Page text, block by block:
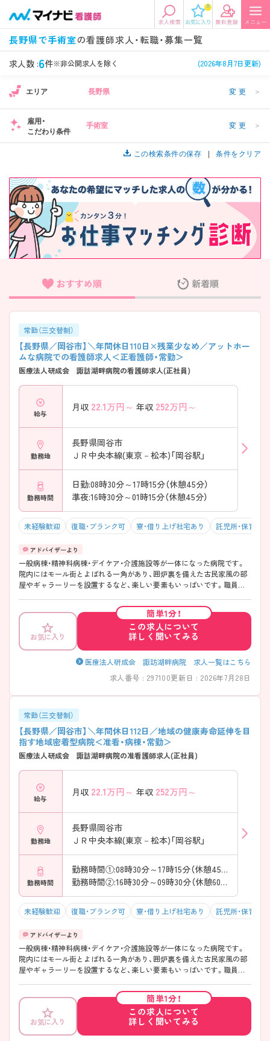
0
長野県で手術室の看護師求人・転職・募集一覧
求人数 :6件※非公開求人を除く (2026年8月7日更新)
エリアから探す
エリアから探す 駅・路線から探す
関東
東海 関西
北海道・東北 中国・四国
九州・沖縄
希望の求人条件を選択
条件項目の選択に戻る
看護師、准看護師など 常勤、夜勤なし可など
施設形態 担当業務 1
病棟、外来など
診察科目
美容外科、
循環器内科など
こだわり条件
未経験歓迎、
年収
年収500万円以上など
雇用形態
正社員、契約社員など
フリーワード検索
エリア 長野県 変更 ＞
雇用・
こだわり条件
手術室 変更 ＞
この検索条件の保存 条件をクリア
おすすめ順 新着順
常勤（三交替制）
【長野県／岡谷市】＼年間休日110日×残業少なめ／アットホー
ムな病院での看護師求人＜正看護師・常勤＞
医療法人研成会 諏訪湖畔病院の看護師求人(正社員)
給与
月収 22.1万円～ 年収 252万円～
勤務地
長野県岡谷市
ＪＲ中央本線(東京－松本)「岡谷駅」
勤務時間
日勤:08時30分～17時15分（休憩45分）
準夜:16時30分～01時15分（休憩45分）
未経験歓迎 復職・ブランク可 寮・借り上げ社宅あり 託児所・保育支
一般病棟・精神科病棟・デイケア・介護施設等が一体になった病院です。
院内にはモール街とよばれる一角があり、囲炉裏を備えた古民家風の部
屋やギャラーリーを設置するなど、楽しい要素もいっぱいです。職員の
お気に入り
簡単1分！
この求人について
詳しく聞いてみる
医療法人研成会 諏訪湖畔病院 求人一覧はこちら
求人番号 : 297100更新日 : 2026年7月28日
常勤（三交替制）
【長野県／岡谷市】＼年間休日112日／地域の健康寿命延伸を目
指す地域密着型病院＜准看・病棟・常勤＞
医療法人研成会 諏訪湖畔病院の准看護師求人(正社員)
給与
月収 22.1万円～ 年収 252万円～
勤務地
長野県岡谷市
ＪＲ中央本線(東京－松本)「岡谷駅」
勤務時間
勤務時間①:08時30分～17時15分（休憩45分）
勤務時間②:16時30分～09時30分（休憩60分）
未経験歓迎 復職・ブランク可 寮・借り上げ社宅あり 託児所・保育支
一般病棟・精神科病棟・デイケア・介護施設等が一体になった病院です。
院内にはモール街とよばれる一角があり、囲炉裏を備えた古民家風の部
屋やギャラーリーを設置するなど、楽しい要素もいっぱいです。職員の
お気に入り
簡単1分！
この求人について
詳しく聞いてみる